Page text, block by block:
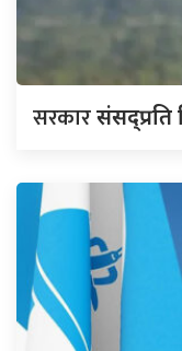
सरकारसंसद्‍प्रति